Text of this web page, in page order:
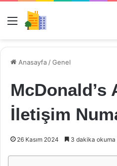
Menü
Anasayfa /Genel
McDonald’s
İletişim
26 Kasım 2024 3 dakika okuma